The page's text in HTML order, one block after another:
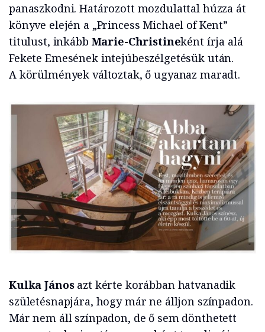
panaszkodni. Határozott mozdulattal húzza át
könyve elején a „Princess Michael of Kent”
titulust, inkább Marie-Christineként írja alá
Fekete Emesének intejúbeszélgetésük után.
A körülmények változtak, ő ugyanaz maradt.
Kulka Jánosazt kérte korábban hatvanadik
születésnapjára, hogy már ne álljon színpadon.
Már nem áll színpadon, de ő sem dönthetett